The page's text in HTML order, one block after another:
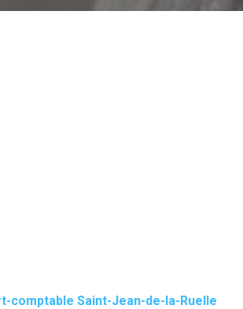
comptable Saint-Jean-de-la-Ruelle